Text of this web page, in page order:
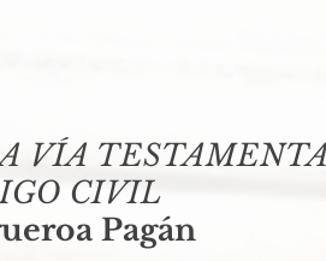
VÍA
CIVIL
Pagán